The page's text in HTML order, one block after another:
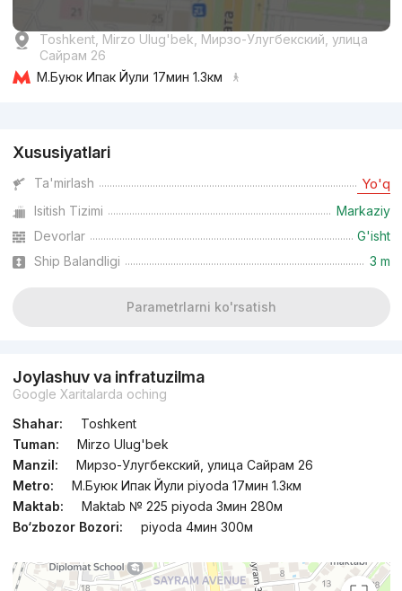
Qulaylik
dan16.9 mln
Topshirilishi 2kv 2027,New Mahall
TJ «New Mahal»
+998 (93) 931...
Toshkent, Mirzo Ulug'bek, Мирзо-Улугбекский, улица
Сайрам 26
М.Буюк Ипак Йули 17мин 1.3км
Xususiyatlari
Ta'mirlash Yo'q
Isitish Tizimi
Markaziy
Devorlar
G'isht
Ship Balandligi
3 m
Parametrlarni ko'rsatish
Joylashuv va infratuzilma
Google Xaritalarda oching
Shahar:
Toshkent
Tuman:
Mirzo Ulug'bek
Manzil:
Мирзо-Улугбекский, улица Сайрам 26
Metro:
М.Буюк Ипак Йули piyoda 17мин 1.3км
Maktab:
Maktab № 225 piyoda 3мин 280м
Bo‘zbozor Bozori:
piyoda 4мин 300м